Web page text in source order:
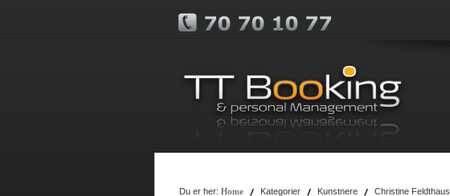
Du er her: Home Kategorier Kunstnere Christine Feldthaus